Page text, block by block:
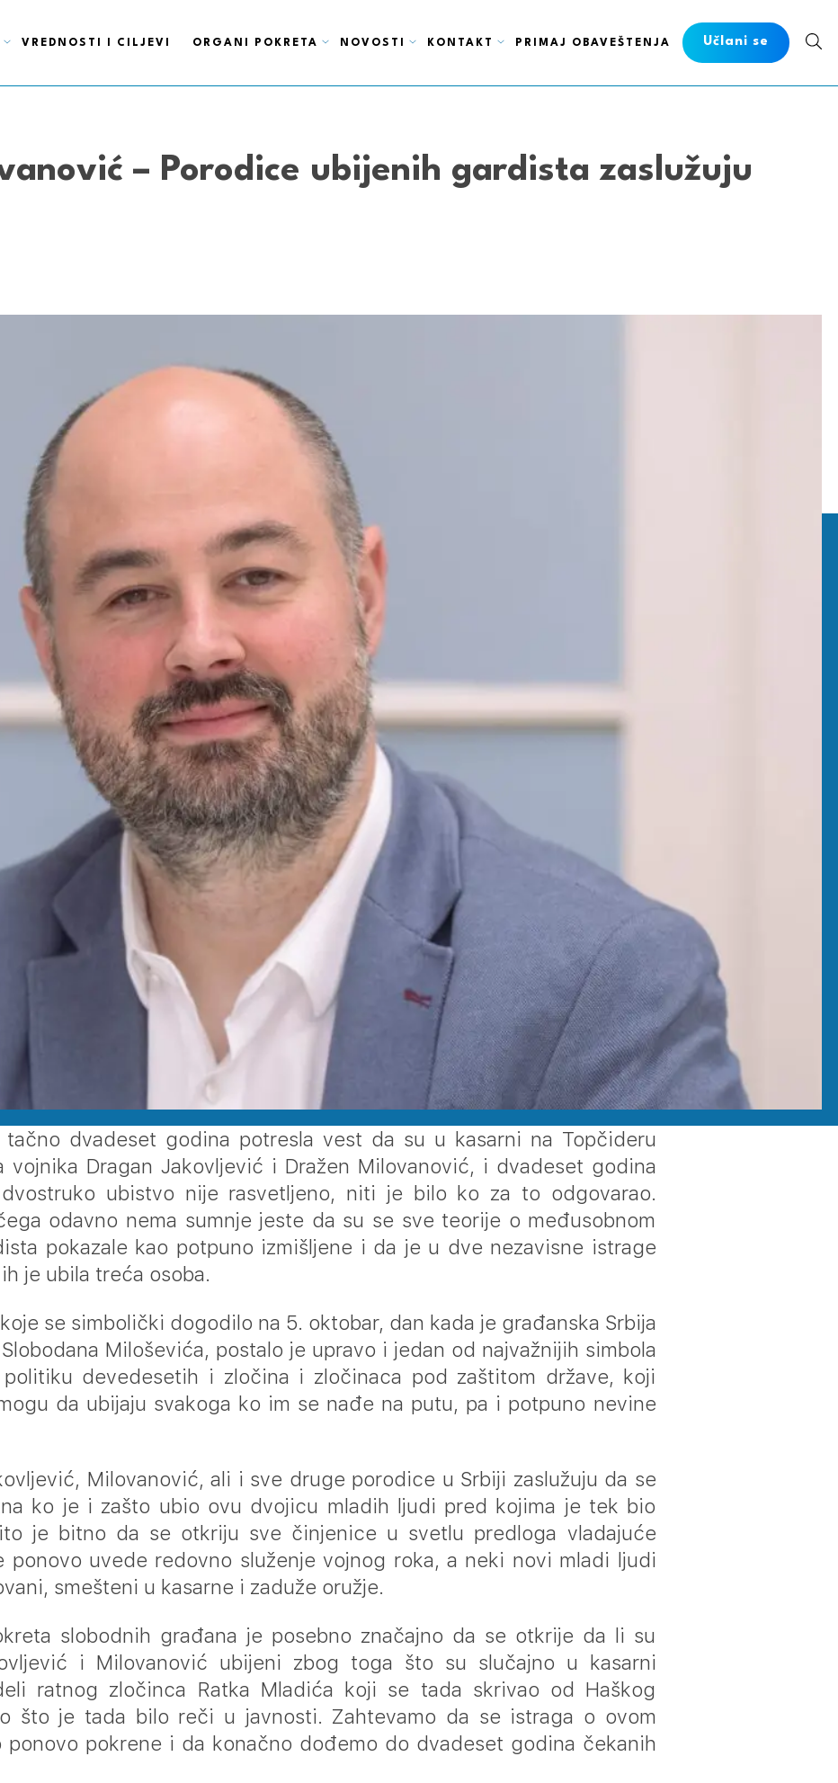
VREDNOSTI I CILJEVI ORGANI POKRETA NOVOSTI KONTAKT PRIMAJ OBAVEŠTENJA Učlani se
– Porodice ubijenih gardista zaslužuju
tačno dvadeset godina potresla vest da su u kasarni na Topčideru
vojnika Dragan Jakovljević i Dražen Milovanović, i dvadeset godina
ubistvo nije rasvetljeno, niti je bilo ko za to odgovarao.
odavno nema sumnje jeste da su se sve teorije o međusobnom
pokazale kao potpuno izmišljene i da je u dve nezavisne istrage
je ubila treća osoba.
se simbolički dogodilo na 5. oktobar, dan kada je građanska Srbija
Miloševića, postalo je upravo i jedan od najvažnijih simbola
devedesetih i zločina i zločinaca pod zaštitom države, koji
da ubijaju svakoga ko im se nađe na putu, pa i potpuno nevine
Milovanović, ali i sve druge porodice u Srbiji zaslužuju da se
ko je i zašto ubio ovu dvojicu mladih ljudi pred kojima je tek bio
je bitno da se otkriju sve činjenice u svetlu predloga vladajuće
ponovo uvede redovno služenje vojnog roka, a neki novi mladi ljudi
smešteni u kasarne i zaduže oružje.
slobodnih građana je posebno značajno da se otkrije da li su
i Milovanović ubijeni zbog toga što su slučajno u kasarni
ratnog zločinca Ratka Mladića koji se tada skrivao od Haškog
što je tada bilo reči u javnosti. Zahtevamo da se istraga o ovom
ponovo pokrene i da konačno dođemo do dvadeset godina čekanih